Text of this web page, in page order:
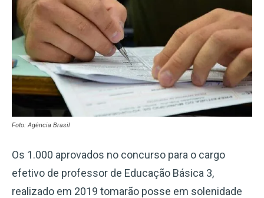
Foto: Agência Brasil
Os 1.000 aprovados no concurso para o cargo
efetivo de professor de Educação Básica 3,
realizado em 2019 tomarão posse em solenidade